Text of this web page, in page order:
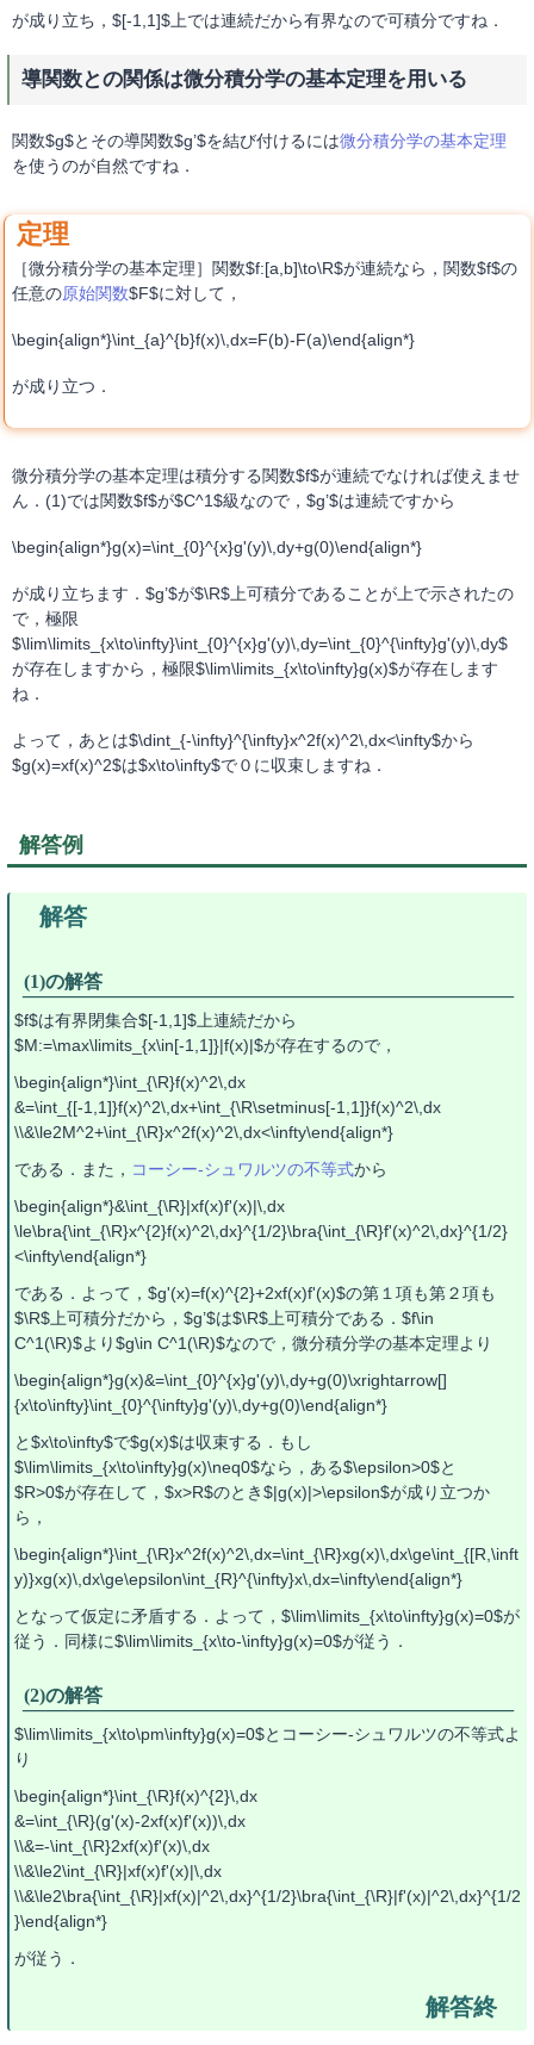
が成り立ち，$[-1,1]$上では連続だから有界なので可積分ですね．
導関数との関係は微分積分学の基本定理を用いる
関数$g$とその導関数$g’$を結び付けるには微分積分学の基本定理
を使うのが自然ですね．
［微分積分学の基本定理］関数$f:[a,b]\to\R$が連続なら，関数$f$の
任意の原始関数$F$に対して，
\begin{align*}\int_{a}^{b}f(x)\,dx=F(b)-F(a)\end{align*}
が成り立つ．
微分積分学の基本定理は積分する関数$f$が連続でなければ使えませ
ん．(1)では関数$f$が$C^1$級なので，$g’$は連続ですから
\begin{align*}g(x)=\int_{0}^{x}g'(y)\,dy+g(0)\end{align*}
が成り立ちます．$g’$が$\R$上可積分であることが上で示されたの
で，極限
$\lim\limits_{x\to\infty}\int_{0}^{x}g'(y)\,dy=\int_{0}^{\infty}g'(y)\,dy$
が存在しますから，極限$\lim\limits_{x\to\infty}g(x)$が存在します
ね．
よって，あとは$\dint_{-\infty}^{\infty}x^2f(x)^2\,dx<\infty$から
$g(x)=xf(x)^2$は$x\to\infty$で０に収束しますね．
解答例
(1)の解答
$f$は有界閉集合$[-1,1]$上連続だから
$M:=\max\limits_{x\in[-1,1]}|f(x)|$が存在するので，
\begin{align*}\int_{\R}f(x)^2\,dx
&=\int_{[-1,1]}f(x)^2\,dx+\int_{\R\setminus[-1,1]}f(x)^2\,dx
\\&\le2M^2+\int_{\R}x^2f(x)^2\,dx<\infty\end{align*}
である．また， コーシー-シュワルツの不等式から
\begin{align*}&\int_{\R}|xf(x)f'(x)|\,dx
\le\bra{\int_{\R}x^{2}f(x)^2\,dx}^{1/2}\bra{\int_{\R}f'(x)^2\,dx}^{1/2}
<\infty\end{align*}
である．よって，$g'(x)=f(x)^{2}+2xf(x)f'(x)$の第１項も第２項も
$\R$上可積分だから，$g’$は$\R$上可積分である．$f\in
C^1(\R)$より$g\in C^1(\R)$なので，微分積分学の基本定理より
\begin{align*}g(x)&=\int_{0}^{x}g'(y)\,dy+g(0)\xrightarrow[]
{x\to\infty}\int_{0}^{\infty}g'(y)\,dy+g(0)\end{align*}
と$x\to\infty$で$g(x)$は収束する．もし
$\lim\limits_{x\to\infty}g(x)\neq0$なら，ある$\epsilon>0$と
$R>0$が存在して，$x>R$のとき$|g(x)|>\epsilon$が成り立つか
ら，
\begin{align*}\int_{\R}x^2f(x)^2\,dx=\int_{\R}xg(x)\,dx\ge\int_{[R,\inft
y)}xg(x)\,dx\ge\epsilon\int_{R}^{\infty}x\,dx=\infty\end{align*}
となって仮定に矛盾する．よって，$\lim\limits_{x\to\infty}g(x)=0$が
従う．同様に$\lim\limits_{x\to-\infty}g(x)=0$が従う．
(2)の解答
$\lim\limits_{x\to\pm\infty}g(x)=0$とコーシー-シュワルツの不等式よ
り
\begin{align*}\int_{\R}f(x)^{2}\,dx
&=\int_{\R}(g'(x)-2xf(x)f'(x))\,dx
\\&=-\int_{\R}2xf(x)f'(x)\,dx
\\&\le2\int_{\R}|xf(x)f'(x)|\,dx
\\&\le2\bra{\int_{\R}|xf(x)|^2\,dx}^{1/2}\bra{\int_{\R}|f'(x)|^2\,dx}^{1/2
}\end{align*}
が従う．